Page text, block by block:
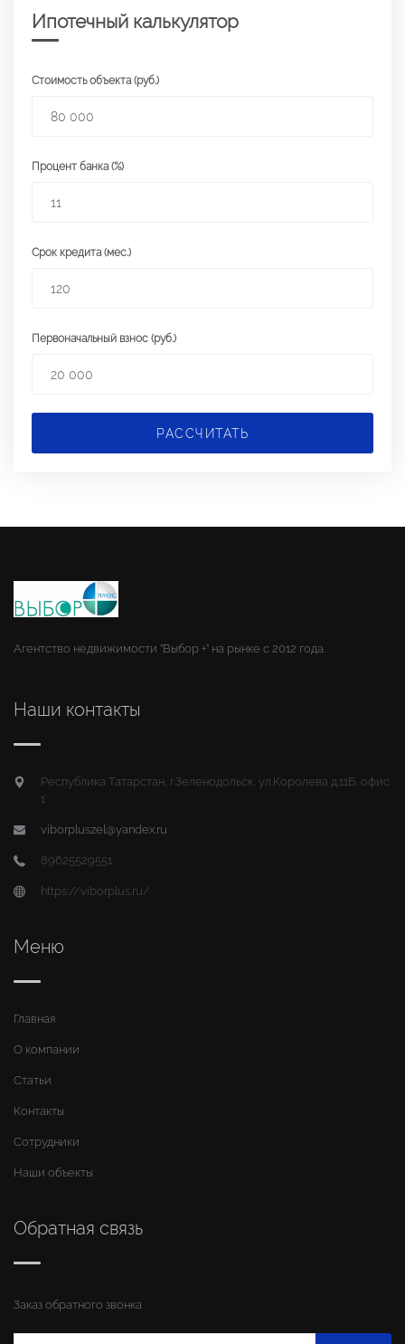
Ипотечный калькулятор
Стоимость объекта (руб.)
Процент банка (%)
Срок кредита (мес.)
Первоначальный взнос (руб.)
РАССЧИТАТЬ
Агентство недвижимости "Выбор +" на рынке с 2012 года.
Наши контакты
Республика Татарстан, г.Зеленодольск, ул.Королева д.11Б, офис
1
viborpluszel@yandex.ru
89625529551
https://viborplus.ru/
Меню
Главная
О компании
Статьи
Контакты
Сотрудники
Наши объекты
Обратная связь
Заказ обратного звонка